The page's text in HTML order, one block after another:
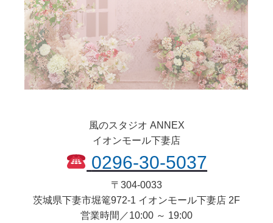
風のスタジオ ANNEX
イオンモール下妻店
0296-30-5037
〒 304-0033
茨城県下妻市堀篭972-1 イオンモール下妻店 2F
営業時間／10:00 ～ 19:00